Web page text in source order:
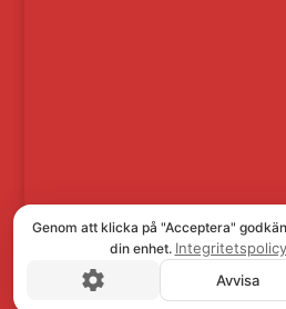
Genom att klicka på "Acceptera"
din enhet. Integritetspolicy
Avvisa